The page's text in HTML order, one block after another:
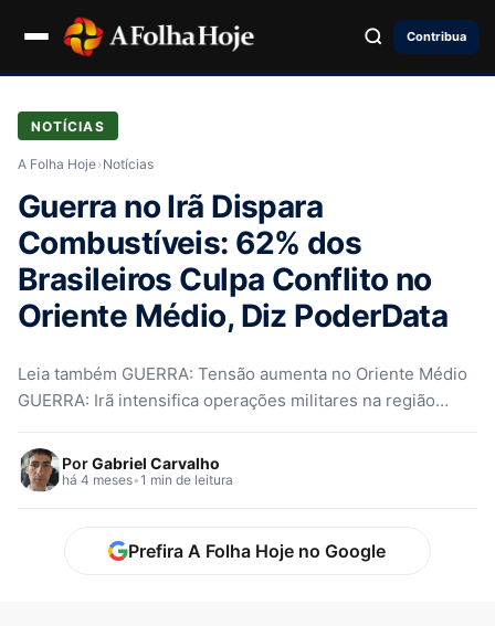
Contribua
NOTÍCIAS
A Folha Hoje› Notícias
Guerra no Irã Dispara
Combustíveis: 62% dos
Brasileiros Culpa Conflito no
Oriente Médio, Diz PoderData
Leia também GUERRA: Tensão aumenta no Oriente Médio
GUERRA: Irã intensifica operações militares na região
PorGabriel Carvalho
há 4 meses•1 min de leitura
Prefira A Folha Hoje no Google